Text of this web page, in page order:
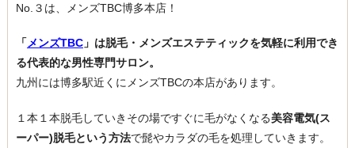
No.３は、メンズTBC博多本店！
「メンズTBC」は脱毛・メンズエステティックを気軽に利用でき
る代表的な男性専門サロン。
九州には博多駅近くにメンズTBCの本店があります。
１本１本脱毛していきその場ですぐに毛がなくなる美容電気(ス
ーパー)脱毛という方法で髭やカラダの毛を処理していきます。